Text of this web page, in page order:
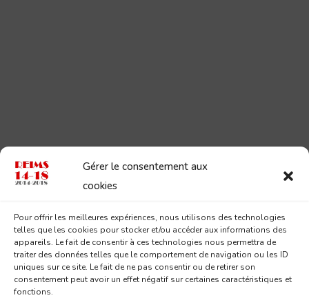
Gérer le consentement aux
cookies
Pour offrir les meilleures expériences, nous utilisons des technologies
telles que les cookies pour stocker et/ou accéder aux informations des
appareils. Le fait de consentir à ces technologies nous permettra de
traiter des données telles que le comportement de navigation ou les ID
uniques sur ce site. Le fait de ne pas consentir ou de retirer son
consentement peut avoir un effet négatif sur certaines caractéristiques et
fonctions.